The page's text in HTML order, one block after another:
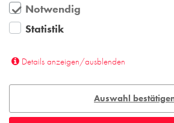
teilweise Fußsortierung der
die Haptik der Kirche.
Betonfertigteile, Eichenholz und
Dank einfühlsamer Architektur und
verbindendem Element fügen sich
Notwendig
Statistik
Details anzeigen/ausblenden
Auswahl